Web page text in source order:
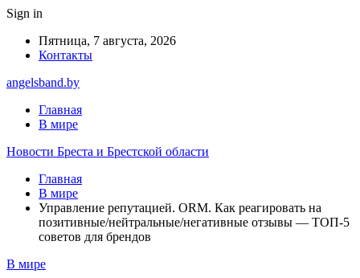
Sign in
Пятница, 7 августа, 2026
Контакты
angelsband.by
Главная
В мире
Новости Бреста и Брестской области
Главная
В мире
Управление репутацией. ORM. Как реагировать на
позитивные/нейтральные/негативные отзывы — ТОП-5
советов для брендов
В мире